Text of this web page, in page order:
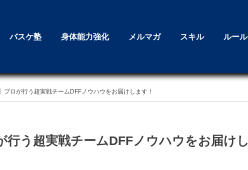
バスケ塾 身体能力強化 メルマガ スキル ルール
プロが行う超実戦チームDFFノウハウをお届けします！
行う超実戦チームDFFノウハウをお届けし